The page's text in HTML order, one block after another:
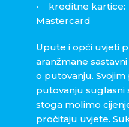
• kreditne kartice:
Mastercard
Upute i opći uvjeti
aranžmane
o putovanju.
putovanju suglasni
stoga molimo
pročitaju uvjete.